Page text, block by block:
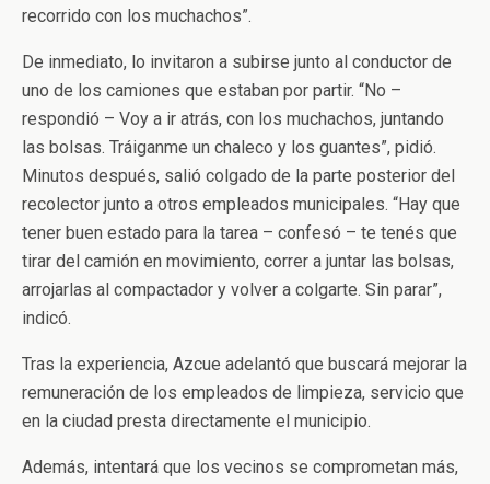
recorrido con los muchachos”.
De inmediato, lo invitaron a subirse junto al conductor de
uno de los camiones que estaban por partir. “No –
respondió – Voy a ir atrás, con los muchachos, juntando
las bolsas. Tráiganme un chaleco y los guantes”, pidió.
Minutos después, salió colgado de la parte posterior del
recolector junto a otros empleados municipales. “Hay que
tener buen estado para la tarea – confesó – te tenés que
tirar del camión en movimiento, correr a juntar las bolsas,
arrojarlas al compactador y volver a colgarte. Sin parar”,
indicó.
Tras la experiencia, Azcue adelantó que buscará mejorar la
remuneración de los empleados de limpieza, servicio que
en la ciudad presta directamente el municipio.
Además, intentará que los vecinos se comprometan más,